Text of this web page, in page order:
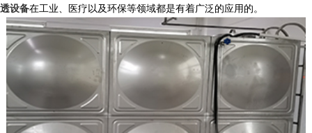
透设备在工业、医疗以及环保等领域都是有着广泛的应用的。